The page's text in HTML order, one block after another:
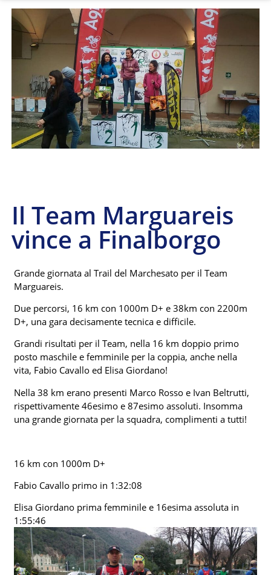
Il Team Marguareis
vince a Finalborgo
Grande giornata al Trail del Marchesato per il Team
Marguareis.
Due percorsi, 16 km con 1000m D+ e 38km con 2200m
D+, una gara decisamente tecnica e difficile.
Grandi risultati per il Team, nella 16 km doppio primo
posto maschile e femminile per la coppia, anche nella
vita, Fabio Cavallo ed Elisa Giordano!
Nella 38 km erano presenti Marco Rosso e Ivan Beltrutti,
rispettivamente 46esimo e 87esimo assoluti. Insomma
una grande giornata per la squadra, complimenti a tutti!
16 km con 1000m D+
Fabio Cavallo primo in 1:32:08
Elisa Giordano prima femminile e 16esima assoluta in
1:55:46